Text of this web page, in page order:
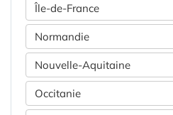
Île-de-France
Normandie
Nouvelle-Aquitaine
Occitanie